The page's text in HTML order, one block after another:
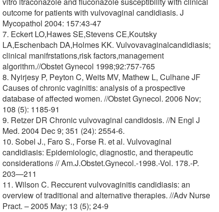
outcome for patients with vulvovaginal candidiasis. J
Mycopathol 2004: 157:43-47
7. Eckert LO,Hawes SE,Stevens CE,Koutsky
LA,Eschenbach DA,Holmes KK. Vulvovavaginalcandidiasis;
clinical manifrstations,risk factors,management
algorithm.//Obstet Gynecol 1998;92:757-765
8. Nyirjesy P, Peyton C, Weits MV, Mathew L, Culhane JF
Causes of chronic vaginitis: analysis of a prospective
database of affected women. //Obstet Gynecol. 2006 Nov;
108 (5): 1185-91
9. Retzer DR Chronic vulvovaginal candidosis. //N Engl J
Med. 2004 Dec 9; 351 (24): 2554-6.
10. Sobel J., Faro S., Forse R. et al. Vulvovaginal
candidiasis: Epidemiologic, diagnostic, and therapeutic
considerations // Am.J.Obstet.Gynecol.-1998.-Vol. 178.-P.
203—211
11. Wilson C. Reccurent vulvovaginitis candidiasis: an
overview of traditional and alternative therapies. //Adv Nurse
Pract. – 2005 May; 13 (5); 24-9